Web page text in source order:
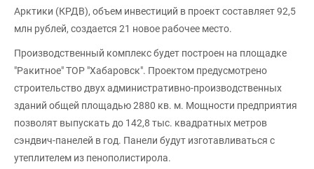
Арктики (КРДВ), объем инвестиций в проект составляет 92,5
млн рублей, создается 21 новое рабочее место.
Производственный комплекс будет построен на площадке
"Ракитное" ТОР "Хабаровск". Проектом предусмотрено
строительство двух административно-производственных
зданий общей площадью 2880 кв. м. Мощности предприятия
позволят выпускать до 142,8 тыс. квадратных метров
сэндвич-панелей в год. Панели будут изготавливаться с
утеплителем из пенополистирола.